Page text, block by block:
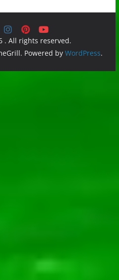
. All rights reserved.
Powered by WordPress.